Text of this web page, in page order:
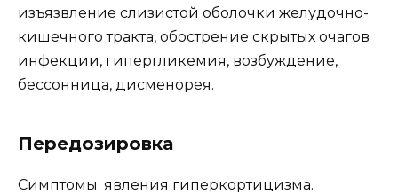
изъязвление слизистой оболочки желудочно-
кишечного тракта, обострение скрытых очагов
инфекции, гипергликемия, возбуждение,
бессонница, дисменорея.
Передозировка
Симптомы: явления гиперкортицизма.